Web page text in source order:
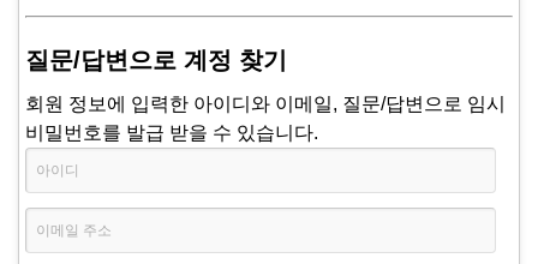
질문/답변으로 계정 찾기
회원 정보에 입력한 아이디와 이메일, 질문/답변으로 임시
비밀번호를 발급 받을 수 있습니다.